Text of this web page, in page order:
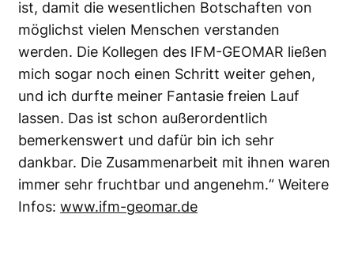
ist, damit die wesentlichen Botschaften von
möglichst vielen Menschen verstanden
werden. Die Kollegen des IFM-GEOMAR ließen
mich sogar noch einen Schritt weiter gehen,
und ich durfte meiner Fantasie freien Lauf
lassen. Das ist schon außerordentlich
bemerkenswert und dafür bin ich sehr
dankbar. Die Zusammenarbeit mit ihnen waren
immer sehr fruchtbar und angenehm.“ Weitere
Infos: www.ifm-geomar.de